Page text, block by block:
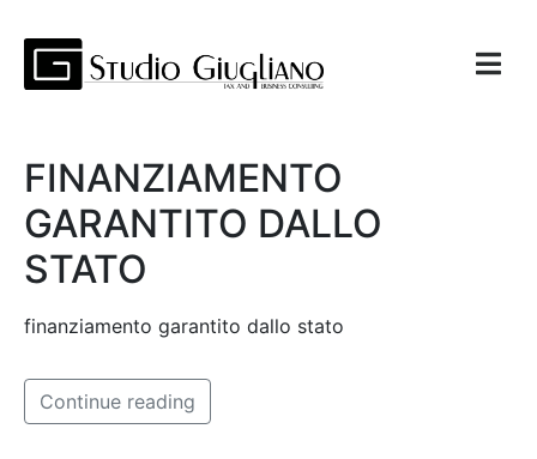
FINANZIAMENTO
GARANTITO DALLO
STATO
finanziamento garantito dallo stato
Continue reading